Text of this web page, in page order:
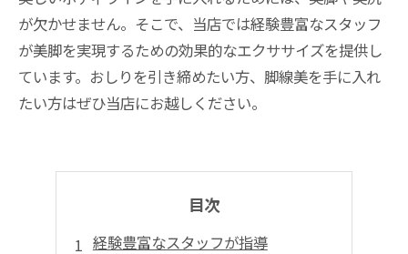
が欠かせません。そこで、当店では経験豊富なスタッフ
が美脚を実現するための効果的なエクササイズを提供し
ています。おしりを引き締めたい方、脚線美を手に入れ
たい方はぜひ当店にお越しください。
目次
経験豊富なスタッフが指導